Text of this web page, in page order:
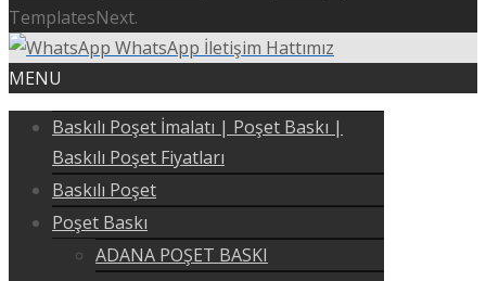
TemplatesNext.
WhatsApp İletişim Hattımız
MENU
Baskılı Poşet İmalatı | Poşet Baskı |
Baskılı Poşet Fiyatları
Baskılı Poşet
Poşet Baskı
ADANA POŞET BASKI